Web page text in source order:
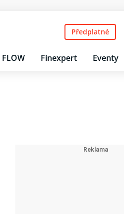
FLOW Finexpert Eventy
Předplatné